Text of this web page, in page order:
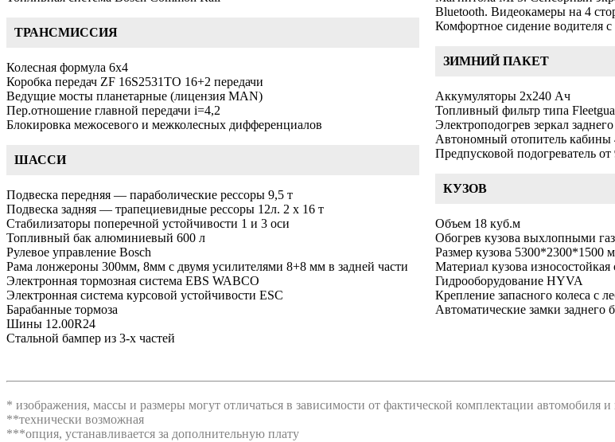
ТРАНСМИССИЯ
Колесная формула 6х4
Коробка передач ZF 16S2531TO 16+2 передачи
Ведущие мосты планетарные (лицензия MAN)
Пер.отношение главной передачи i=4,2
Блокировка межосевого и межколесных дифференциалов
ШАССИ
Подвеска передняя — параболические рессоры 9,5 т
Подвеска задняя — трапециевидные рессоры 12л. 2 x 16 т
Стабилизаторы поперечной устойчивости 1 и 3 оси
Топливный бак алюминиевый 600 л
Рулевое управление Bosch
Рама лонжероны 300мм, 8мм с двумя усилителями 8+8 мм в задней части
Электронная тормозная система EBS WABCO
Электронная система курсовой устойчивости ESC
Барабанные тормоза
Шины 12.00R24
Стальной бампер из 3-х частей
Bluetooth. Видеокамеры на 4
Комфортное сидение водителя
ЗИМНИЙ ПАКЕТ
Аккумуляторы 2х240 Ач
Топливный фильтр типа
Электроподогрев зеркал
Автономный отопитель кабины
Предпусковой подогреватель
КУЗОВ
Объем 18 куб.м
Обогрев кузова выхлопными
Размер кузова 5300*2300*1500
Материал кузова
Гидрооборудование HYVA
Крепление запасного колеса с
Автоматические замки заднего
* изображения, массы и размеры могут отличаться в зависимости от фактической комплектации автомобиля
**технически возможная
***опция, устанавливается за дополнительную плату